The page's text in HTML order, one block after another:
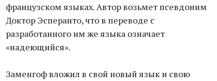
французском языках. Автор возьмет псевдоним
Доктор Эсперанто, что в переводе с
разработанного им же языка означает
«надеющийся».
Заменгоф вложил в свой новый язык и свою